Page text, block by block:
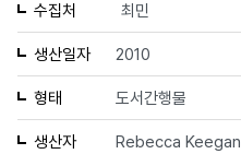
수집처 최민
생산일자 2010
형태 도서간행물
생산자 Rebecca Keegan